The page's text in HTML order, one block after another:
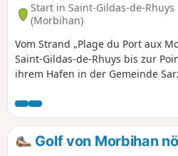
Start in Saint-Gildas-de-Rhuys
(Morbihan)
Vom Strand „Plage du Port aux
Saint-Gildas-de-Rhuys bis zur
ihrem Hafen in der Gemeinde
Wanderung entlang zahlreicher
baden kann! Bei Springfluten ist
begehbar. An Tagen mit starkem
windig.Golf von Morbihan